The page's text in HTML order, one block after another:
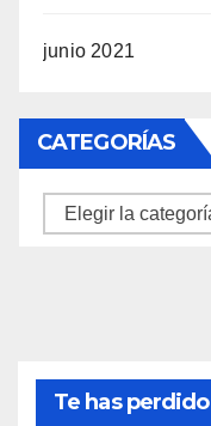
junio 2021
CATEGORÍAS
Categorías
Te has perdido